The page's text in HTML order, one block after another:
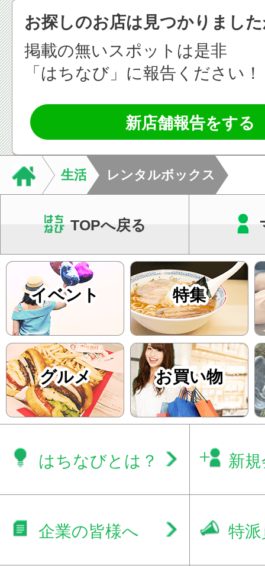
お探しのお店は見つかりまし
掲載の無いスポットは是非
「はちなび」に報告ください！
新店舗報告をする
生活 レンタルボックス
TOPへ戻る
イベント 特集
グルメ お買い物
はちなびとは？ 新
企業の皆様へ 特